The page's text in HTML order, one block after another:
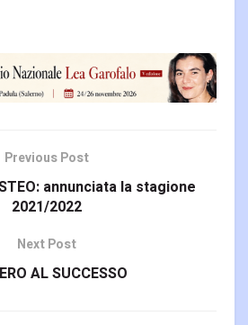
Previous Post
annunciata la stagione
2021/2022
Next Post
AL SUCCESSO